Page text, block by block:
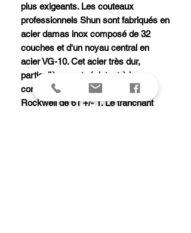
plus exigeants. Les couteaux
professionnels Shun sont fabriqués en
acier damas inox composé de 32
couches et d'un noyau central en
acier VG-10. Cet acier très dur,
particulièrement résistant à la
corrosion, possède une dureté
Rockwell de 61 +/- 1. Le tranchant